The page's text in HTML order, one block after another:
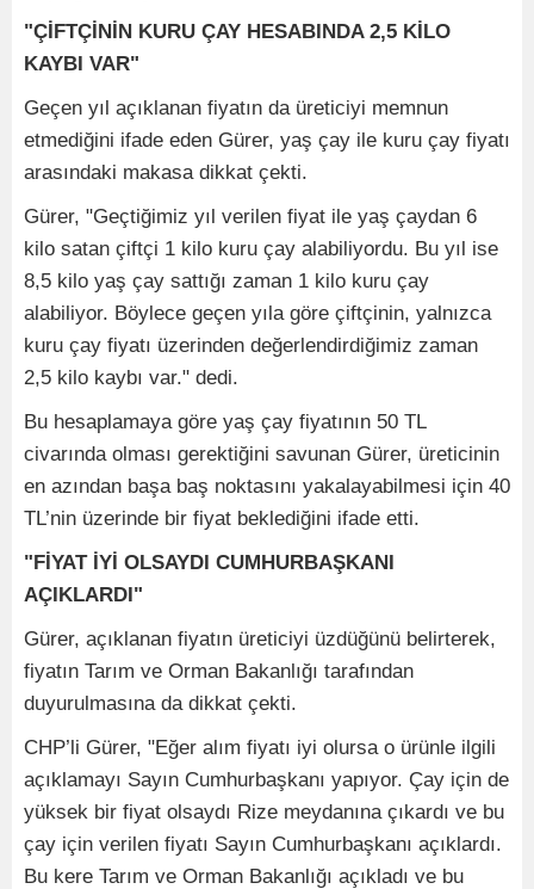
"ÇİFTÇİNİN KURU ÇAY HESABINDA 2,5 KİLO
KAYBI VAR"
Geçen yıl açıklanan fiyatın da üreticiyi memnun
etmediğini ifade eden Gürer, yaş çay ile kuru çay fiyatı
arasındaki makasa dikkat çekti.
Gürer, "Geçtiğimiz yıl verilen fiyat ile yaş çaydan 6
kilo satan çiftçi 1 kilo kuru çay alabiliyordu. Bu yıl ise
8,5 kilo yaş çay sattığı zaman 1 kilo kuru çay
alabiliyor. Böylece geçen yıla göre çiftçinin, yalnızca
kuru çay fiyatı üzerinden değerlendirdiğimiz zaman
2,5 kilo kaybı var." dedi.
Bu hesaplamaya göre yaş çay fiyatının 50 TL
civarında olması gerektiğini savunan Gürer, üreticinin
en azından başa baş noktasını yakalayabilmesi için 40
TL’nin üzerinde bir fiyat beklediğini ifade etti.
"FİYAT İYİ OLSAYDI CUMHURBAŞKANI
AÇIKLARDI"
Gürer, açıklanan fiyatın üreticiyi üzdüğünü belirterek,
fiyatın Tarım ve Orman Bakanlığı tarafından
duyurulmasına da dikkat çekti.
CHP’li Gürer, "Eğer alım fiyatı iyi olursa o ürünle ilgili
açıklamayı Sayın Cumhurbaşkanı yapıyor. Çay için de
yüksek bir fiyat olsaydı Rize meydanına çıkardı ve bu
çay için verilen fiyatı Sayın Cumhurbaşkanı açıklardı.
Bu kere Tarım ve Orman Bakanlığı açıkladı ve bu